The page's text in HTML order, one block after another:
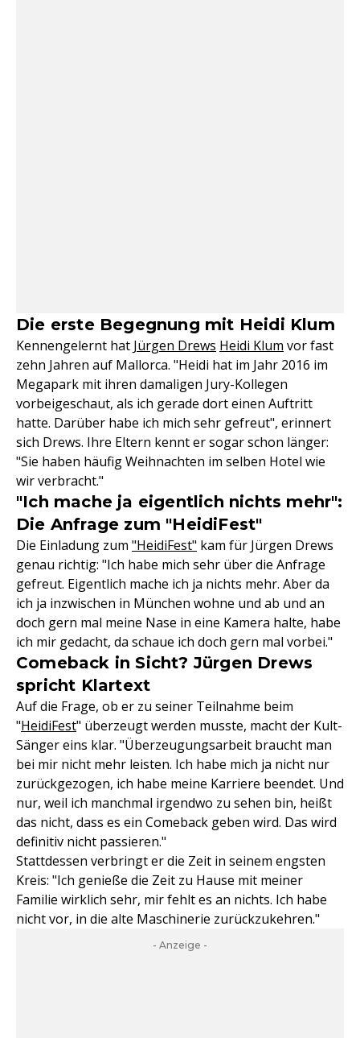
Die erste Begegnung mit Heidi Klum
Kennengelernt hat Jürgen Drews Heidi Klum vor fast
zehn Jahren auf Mallorca. "Heidi hat im Jahr 2016 im
Megapark mit ihren damaligen Jury-Kollegen
vorbeigeschaut, als ich gerade dort einen Auftritt
hatte. Darüber habe ich mich sehr gefreut", erinnert
sich Drews. Ihre Eltern kennt er sogar schon länger:
"Sie haben häufig Weihnachten im selben Hotel wie
wir verbracht."
"Ich mache ja eigentlich nichts mehr":
Die Anfrage zum "HeidiFest"
Die Einladung zum "HeidiFest" kam für Jürgen Drews
genau richtig: "Ich habe mich sehr über die Anfrage
gefreut. Eigentlich mache ich ja nichts mehr. Aber da
ich ja inzwischen in München wohne und ab und an
doch gern mal meine Nase in eine Kamera halte, habe
ich mir gedacht, da schaue ich doch gern mal vorbei."
Comeback in Sicht? Jürgen Drews
spricht Klartext
Auf die Frage, ob er zu seiner Teilnahme beim
"HeidiFest" überzeugt werden musste, macht der Kult-
Sänger eins klar. "Überzeugungsarbeit braucht man
bei mir nicht mehr leisten. Ich habe mich ja nicht nur
zurückgezogen, ich habe meine Karriere beendet. Und
nur, weil ich manchmal irgendwo zu sehen bin, heißt
das nicht, dass es ein Comeback geben wird. Das wird
definitiv nicht passieren."
Stattdessen verbringt er die Zeit in seinem engsten
Kreis: "Ich genieße die Zeit zu Hause mit meiner
Familie wirklich sehr, mir fehlt es an nichts. Ich habe
nicht vor, in die alte Maschinerie zurückzukehren."
- Anzeige -